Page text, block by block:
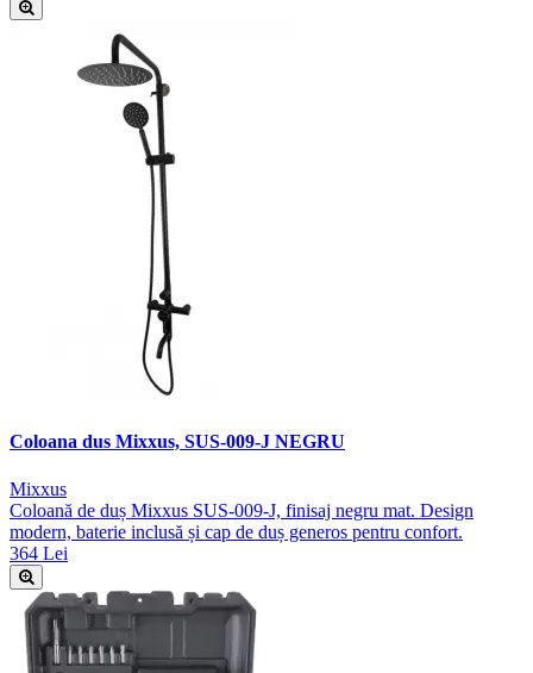
Coloana dus Mixxus, SUS-009-J NEGRU
Mixxus
Coloană de duș Mixxus SUS-009-J, finisaj negru mat. Design
modern, baterie inclusă și cap de duș generos pentru confort.
364 Lei